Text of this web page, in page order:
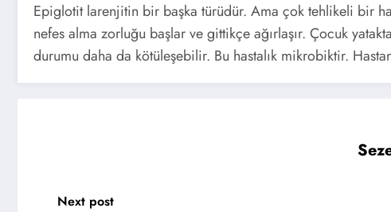
Epiglotit larenjitin bir başka türüdür. Ama çok tehlikeli bir
nefes alma zorluğu başlar ve gittikçe ağırlaşır. Çocuk
durumu daha da kötüleşebilir. Bu hastalık mikrobiktir.
Next post